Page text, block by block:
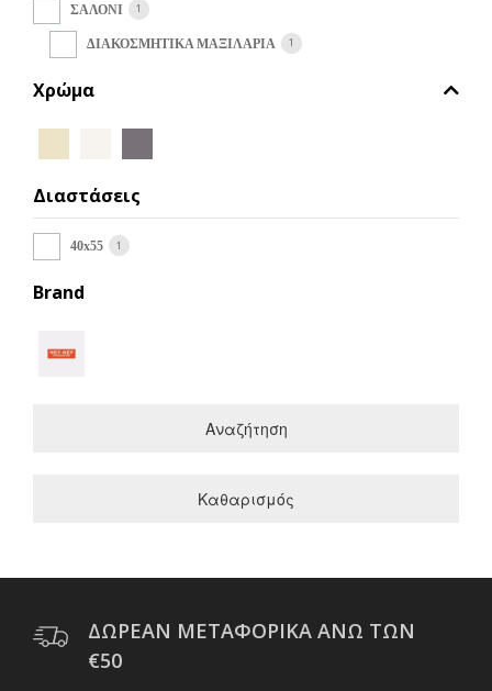
επιλεγούν
στη
ΣΑΛΟΝΙ 1
ΔΙΑΚΟΣΜΗΤΙΚΑ ΜΑΞΙΛΑΡΙΑ 1
Χρώμα
Διαστάσεις
40x55 1
Brand
Αναζήτηση
Καθαρισμός
ΔΩΡΕΑΝ ΜΕΤΑΦΟΡΙΚΑ ΑΝΩ ΤΩΝ
€50